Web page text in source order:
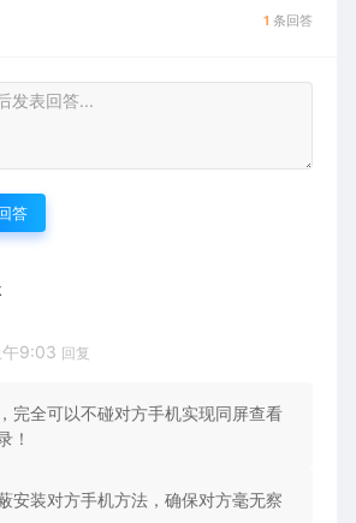
1 条回答
答
9:03 回复
完全可以不碰对方手机实现同屏查看
！
安装对方手机方法，确保对方毫无察